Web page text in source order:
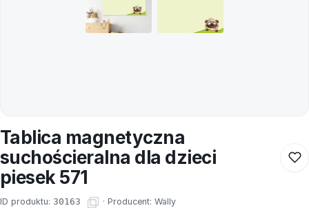
Tablica magnetyczna
suchościeralna dla dzieci
piesek 571
ID produktu: 30163 · Producent: Wally